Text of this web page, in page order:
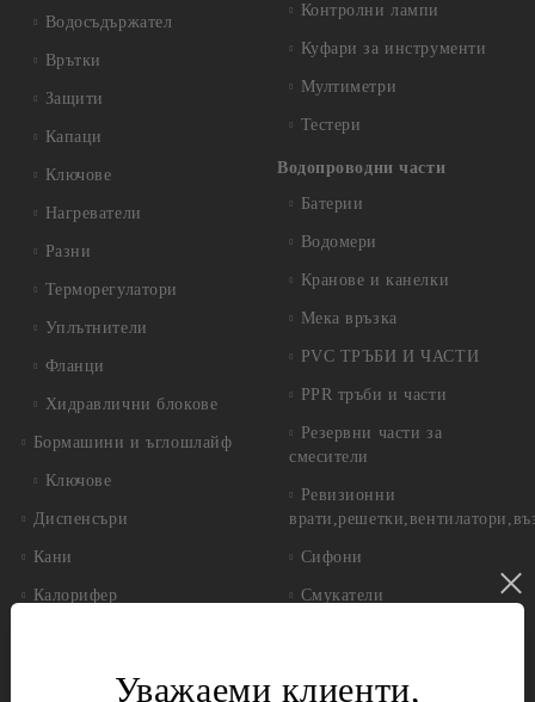
Водосъдържател
Врътки
Защити
Капаци
Ключове
Нагреватели
Разни
Терморегулатори
Уплътнители
Фланци
Хидравлични блокове
Бормашини и ъглошлайф
Ключове
Диспенсъри
Кани
Калорифер
Контролни лампи
Куфари за инструменти
Мултиметри
Тестери
Водопроводни части
Батерии
Водомери
Кранове и канелки
Мека връзка
PVC ТРЪБИ И ЧАСТИ
PPR тръби и части
Резервни части за
смесители
Ревизионни
Сифони
Смукатели
Уважаеми клиенти,